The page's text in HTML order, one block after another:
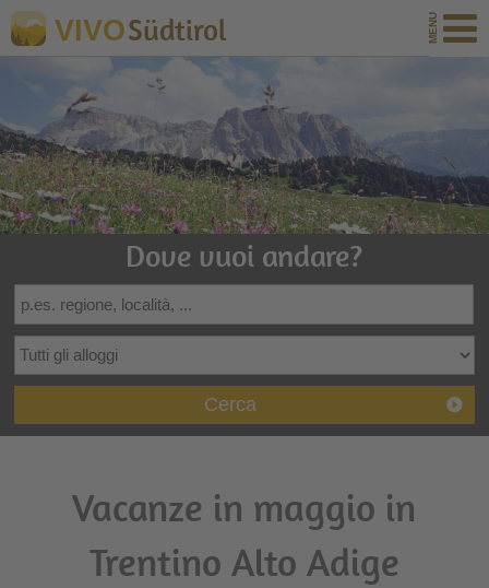
VIVOSüdtirol
Dove vuoi andare?
Cerca
Vacanze in maggio in
Trentino Alto Adige